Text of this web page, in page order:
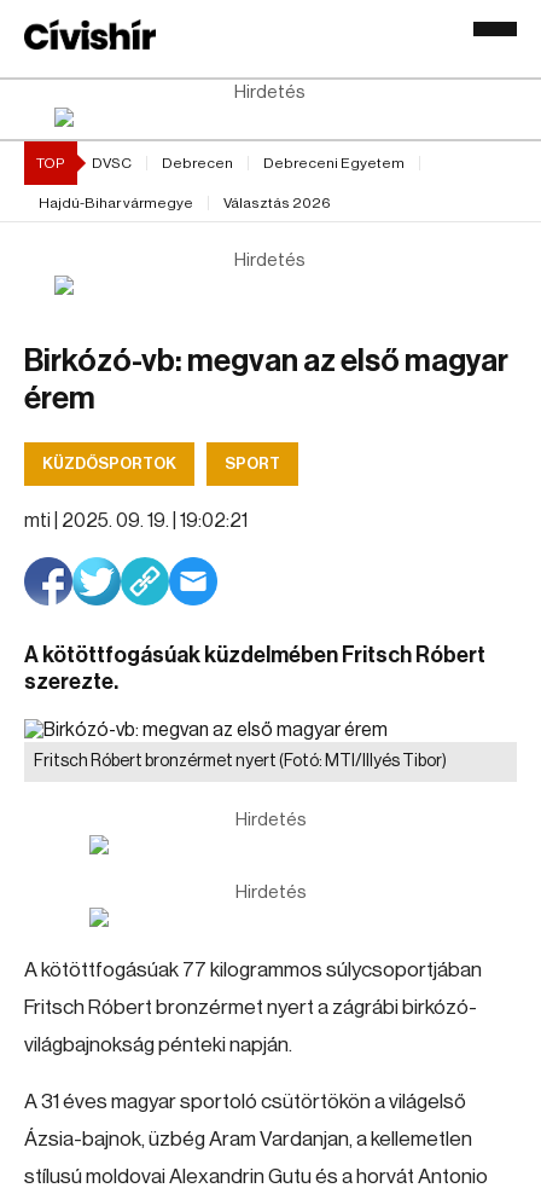
Hirdetés
TOP DVSC Debrecen Debreceni Egyetem
Hajdú-Bihar vármegye Választás 2026
Hirdetés
Birkózó-vb: megvan az első magyar
érem
KÜZDŐSPORTOK SPORT
mti | 2025. 09. 19. | 19:02:21
A kötöttfogásúak küzdelmében Fritsch Róbert
szerezte.
Fritsch Róbert bronzérmet nyert (Fotó: MTI/Illyés Tibor)
Hirdetés
Hirdetés
A kötöttfogásúak 77 kilogrammos súlycsoportjában
Fritsch Róbert bronzérmet nyert a zágrábi birkózó-
világbajnokság pénteki napján.
A 31 éves magyar sportoló csütörtökön a világelső
Ázsia-bajnok, üzbég Aram Vardanjan, a kellemetlen
stílusú moldovai Alexandrin Gutu és a horvát Antonio